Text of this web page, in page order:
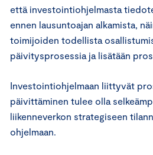
että investointiohjelmasta
ennen lausuntoajan alkamista,
toimijoiden todellista
päivitysprosessia ja lisätään
Investointiohjelmaan liittyvät
päivittäminen tulee olla
liikenneverkon strategiseen
ohjelmaan.